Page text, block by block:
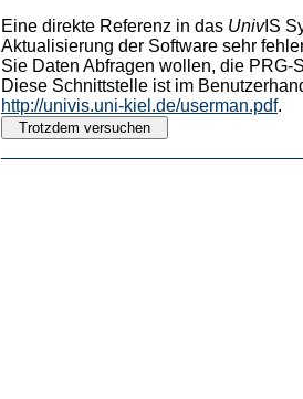
Eine direkte Referenz in das UnivIS
Aktualisierung der Software sehr
Sie Daten Abfragen wollen, die PRG-
Diese Schnittstelle ist im
http://univis.uni-kiel.de/userman.pdf.